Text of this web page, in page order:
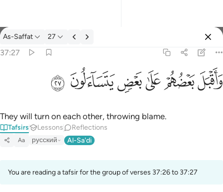
Tafsir: As-Saffat 37:27
As-Saffat 27
37:27
واقبل بعضهم على بعض يتساءلون ٢٧
وَأَقْبَلَ بَعْضُهُمْ عَلَىٰ بَعْضٍۢ يَتَسَآءَلُونَ ٢٧
ﱋﱌﱍﱎﱏ ﱐ
They will turn on each other, throwing blame.
Tafsirs Lessons Reflections
Aa русский Al-Sa'di
You are reading a tafsir for the group of verses 37:26 to 37:27